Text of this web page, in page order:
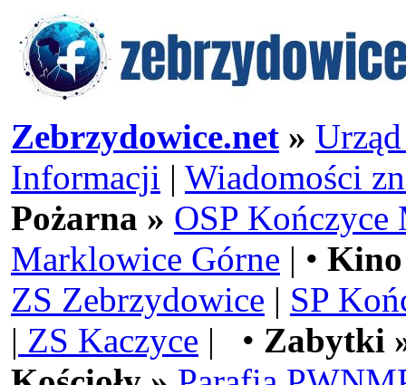
Zebrzydowice.net »
Informacji | Wiadomości
Pożarna » OSP Kończyce
Marklowice Górne | •
ZS Zebrzydowice | SP
| ZS Kaczyce | • Zabytki